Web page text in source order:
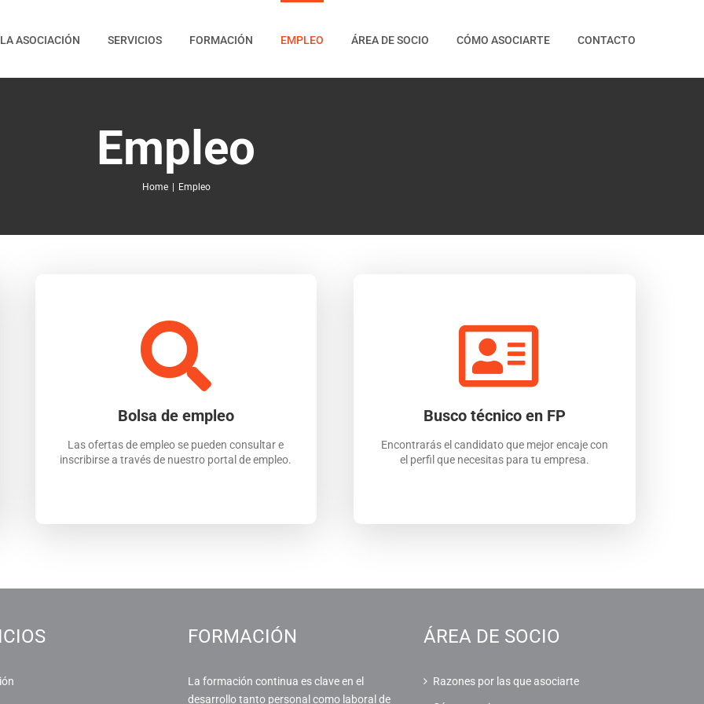
LA ASOCIACIÓN SERVICIOS FORMACIÓN EMPLEO ÁREA DE SOCIO CÓMO ASOCIARTE CONTACTO
Empleo
Home Empleo
Bolsa de empleo
Las ofertas de empleo se pueden consultar e
inscribirse a través de nuestro portal de empleo.
Busco técnico en FP
Encontrarás el candidato que mejor encaje con
el perfil que necesitas para tu empresa.
FORMACIÓN
La formación continua es clave en el
desarrollo tanto personal como laboral de
ÁREA DE SOCIO
Razones por las que asociarte